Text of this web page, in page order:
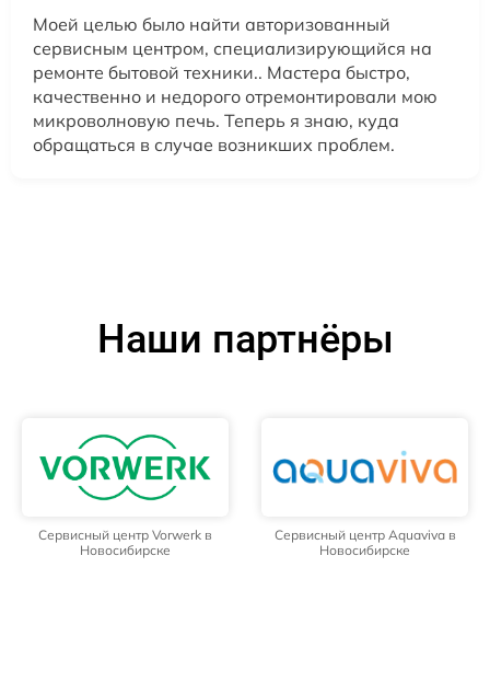
Моей целью было найти авторизованный
сервисным центром, специализирующийся на
ремонте бытовой техники.. Мастера быстро,
качественно и недорого отремонтировали мою
микроволновую печь. Теперь я знаю, куда
обращаться в случае возникших проблем.
Наши партнёры
Сервисный центр Vorwerk в
Новосибирске
Сервисный центр Aquaviva в
Новосибирске